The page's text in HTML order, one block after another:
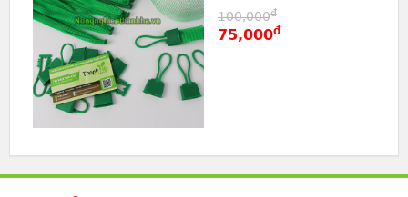
100,000đ
75,000đ